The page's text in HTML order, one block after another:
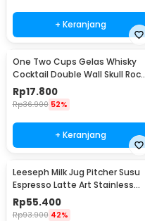
+ Keranjang
One Two Cups Gelas Whisky
Cocktail Double Wall Skull Rock
Glass 150ml - SG-02
Rp17.800
Rp36.900 52%
+ Keranjang
Leeseph Milk Jug Pitcher Susu
Espresso Latte Art Stainless
Steel 600ml - L-2016
Rp55.400
Rp93.900 42%